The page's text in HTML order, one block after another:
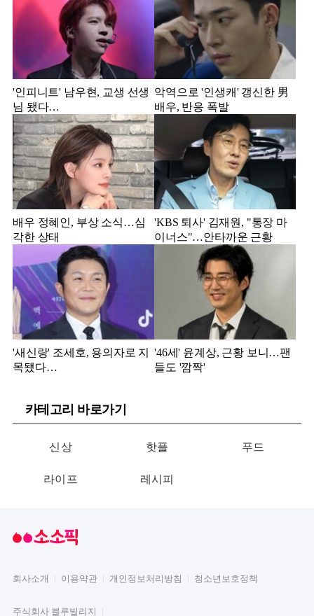
'인피니트' 남우현, 교생 선생
님 됐다…
악역으로 '인생캐' 갱신한 男
배우, 반응 폭발
배우 정혜인, 부상 소식…심
각한 상태
'KBS 퇴사' 김재원, "통장 마
이너스"…안타까운 근황
'새신랑' 조세호, 용의자로 지
목됐다…
'46세' 윤계상, 근황 보니…팬
들도 '깜짝'
카테고리 바로가기
신상 핫플 푸드
라이프 레시피
회사소개 이용약관 개인정보처리방침 청소년보호정책
주식회사 블루빌리지